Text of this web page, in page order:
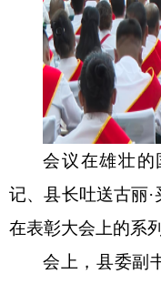
会议在雄壮的
记、县长吐送古丽
在表彰大会上的系
会上，县委副